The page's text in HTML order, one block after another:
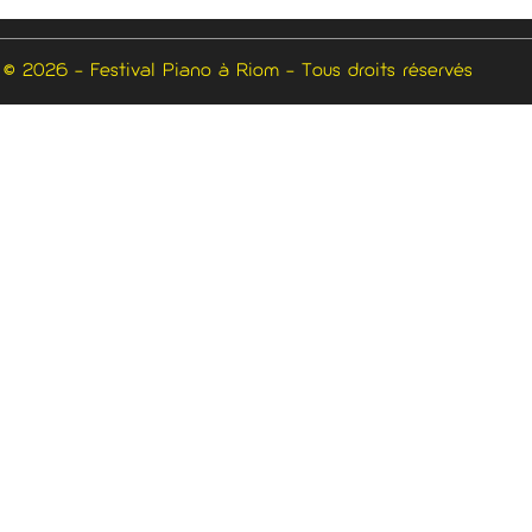
2026 - Festival Piano à Riom - Tous droits réservés